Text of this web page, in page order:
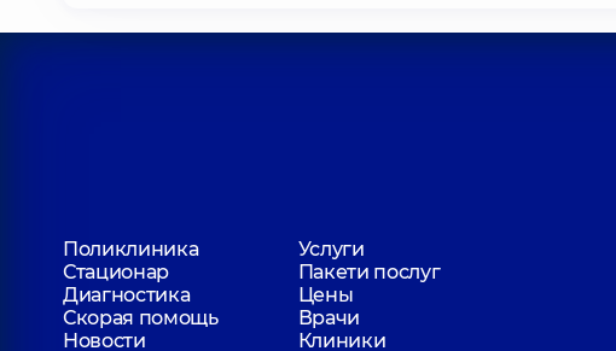
Поликлиника
Услуги
Стационар
Пакети послуг
Диагностика
Цены
Скорая помощь
Врачи
Новости
Клиники